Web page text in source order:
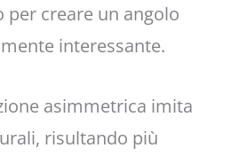
creare un angolo
interessante.
asimmetrica imita
risultando più